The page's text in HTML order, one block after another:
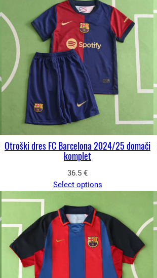
Otroški dres FC Barcelona 2024/25 domači
komplet
36.5 €
Select options